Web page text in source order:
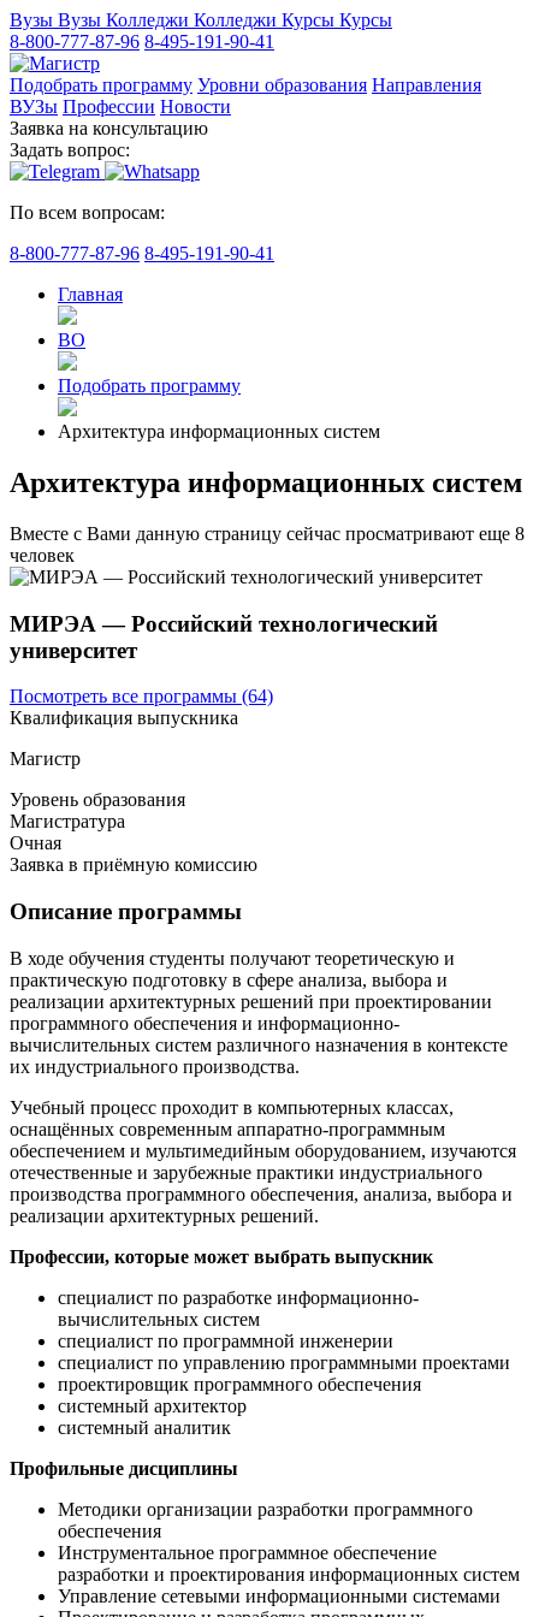
Вузы Вузы Колледжи Колледжи Курсы Курсы
8-800-777-87-96 8-495-191-90-41
Подобрать программу Уровни образования Направления
ВУЗы Профессии Новости
Заявка на консультацию
Задать вопрос:
По всем вопросам:
8-800-777-87-96 8-495-191-90-41
Главная
ВО
Подобрать программу
Архитектура информационных систем
Архитектура информационных систем
Вместе с Вами данную страницу сейчас просматривают еще 8
человек
МИРЭА — Российский технологический
университет
Посмотреть все программы (64)
Квалификация выпускника
Магистр
Уровень образования
Магистратура
Очная
Заявка в приёмную комиссию
Описание программы
В ходе обучения студенты получают теоретическую и
практическую подготовку в сфере анализа, выбора и
реализации архитектурных решений при проектировании
программного обеспечения и информационно-
вычислительных систем различного назначения в контексте
их индустриального производства.
Учебный процесс проходит в компьютерных классах,
оснащённых современным аппаратно-программным
обеспечением и мультимедийным оборудованием, изучаются
отечественные и зарубежные практики индустриального
производства программного обеспечения, анализа, выбора и
реализации архитектурных решений.
Профессии, которые может выбрать выпускник
специалист по разработке информационно-
вычислительных систем
специалист по программной инженерии
специалист по управлению программными проектами
проектировщик программного обеспечения
системный архитектор
системный аналитик
Профильные дисциплины
Методики организации разработки программного
обеспечения
Инструментальное программное обеспечение
разработки и проектирования информационных систем
Управление сетевыми информационными системами